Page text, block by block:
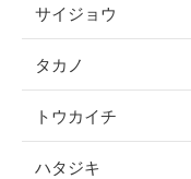
サイジョウ
タカノ
トウカイチ
ハタジキ